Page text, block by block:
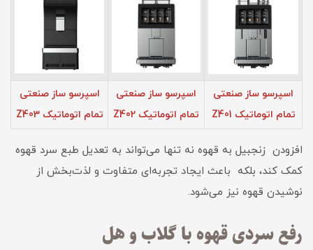
اسپرسو ساز صنعتی
تمام اتوماتیک Z401
اسپرسو ساز صنعتی
تمام اتوماتیک Z402
اسپرسو ساز صنعتی
تمام اتوماتیک Z403
افزودن زنجبیل به قهوه نه تنها می‌تواند به تعدیل طبع سرد قهوه
کمک کند، بلکه باعث ایجاد تجربه‌ای متفاوت و لذت‌بخش از
نوشیدن قهوه نیز می‌شود.
رفع سردی قهوه با گلاب و هل